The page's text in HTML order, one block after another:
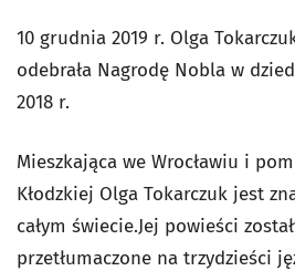
10 grudnia 2019 r. Olga
odebrała Nagrodę Nobla w
2018 r.
Mieszkająca we Wrocławiu i
Kłodzkiej Olga Tokarczuk jest
całym świecie.Jej powieści
przetłumaczone na trzydzieści